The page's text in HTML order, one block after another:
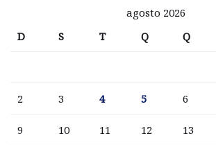
agosto 2026
D
S T Q Q
2 3 4 5 6
9 10 11 12 13